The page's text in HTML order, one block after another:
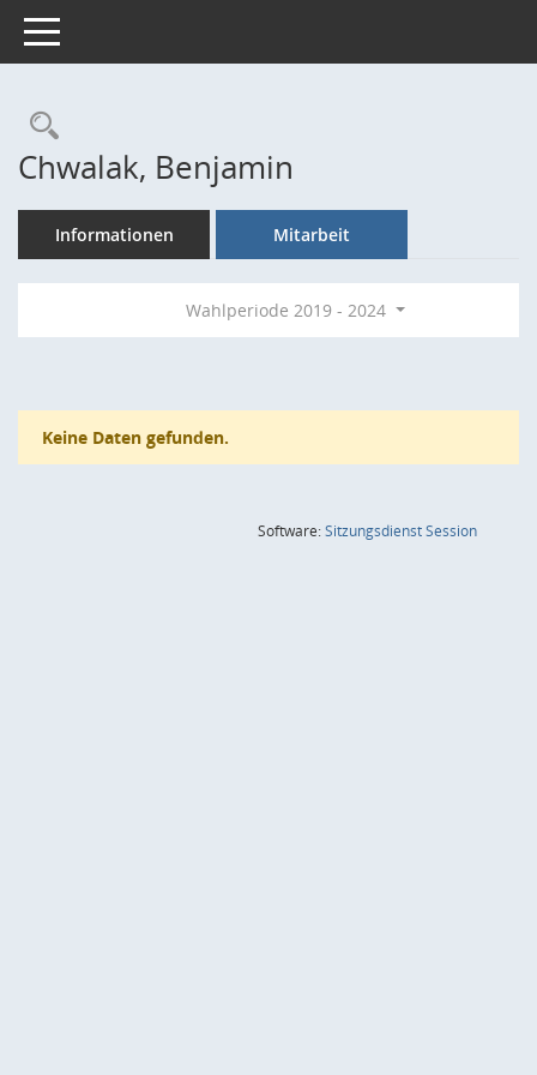
Toggle navigation
Rechercheauswahl
Chwalak, Benjamin
Informationen Mitarbeit
Wahlperiode 2019 - 2024
Keine Daten gefunden.
Software:SitzungsdienstSession(Wird in